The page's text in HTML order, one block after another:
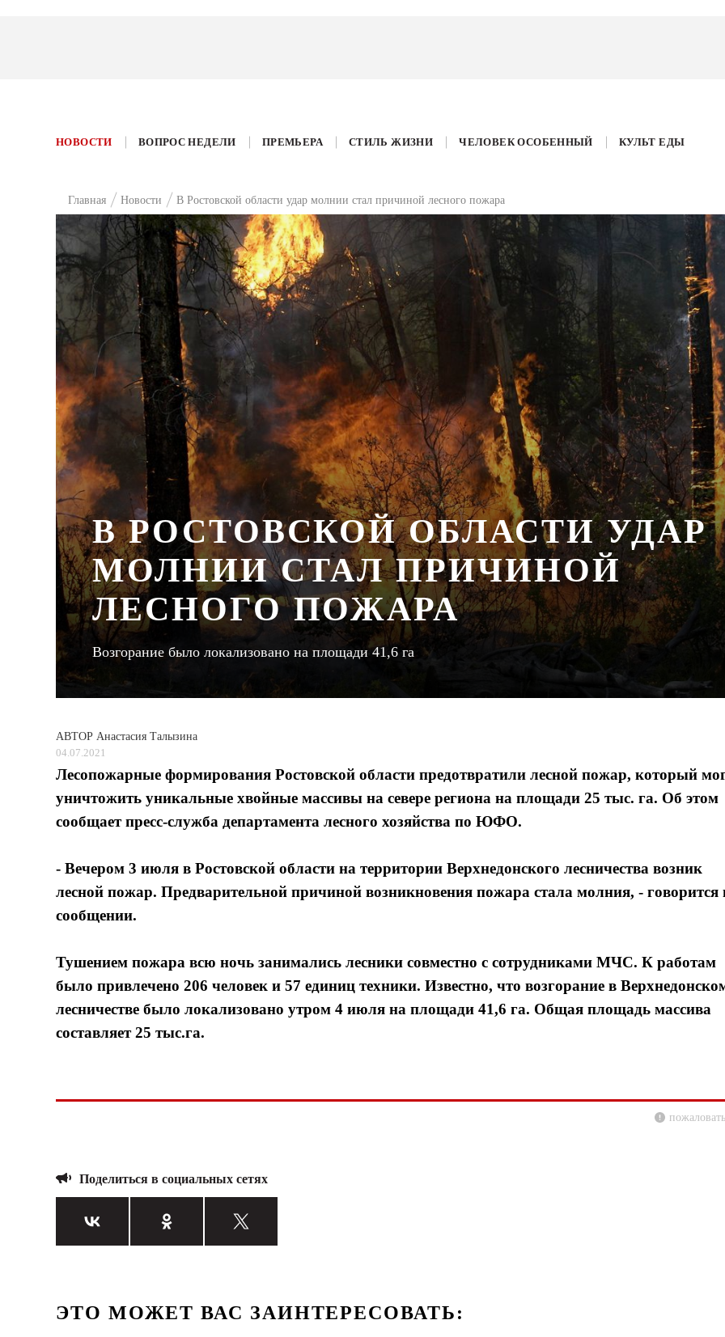
НОВОСТИ ВОПРОС НЕДЕЛИ ПРЕМЬЕРА СТИЛЬ ЖИЗНИ ЧЕЛОВЕК ОСОБЕННЫЙ КУЛЬТ ЕДЫ
Главная Новости В Ростовской области удар молнии стал причиной лесного пожара
В РОСТОВСКОЙ ОБЛАСТИ УДАР
МОЛНИИ СТАЛ ПРИЧИНОЙ
ЛЕСНОГО ПОЖАРА
Возгорание было локализовано на площади 41,6 га
АВТОР Анастасия Талызина
04.07.2021
Лесопожарные формирования Ростовской области предотвратили лесной пожар, который
уничтожить уникальные хвойные массивы на севере региона на площади 25 тыс. га. Об этом
сообщает пресс-служба департамента лесного хозяйства по ЮФО.
- Вечером 3 июля в Ростовской области на территории Верхнедонского лесничества возник
лесной пожар. Предварительной причиной возникновения пожара стала молния, - говорится
сообщении.
Тушением пожара всю ночь занимались лесники совместно с сотрудниками МЧС. К работам
было привлечено 206 человек и 57 единиц техники. Известно, что возгорание в
лесничестве было локализовано утром 4 июля на площади 41,6 га. Общая площадь массива
составляет 25 тыс.га.
Поделиться в социальных сетях
ЭТО МОЖЕТ ВАС ЗАИНТЕРЕСОВАТЬ: